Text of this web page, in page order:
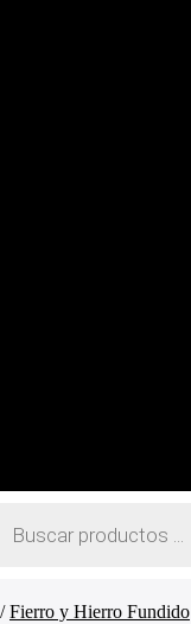
/Fierro y Hierro Fundido